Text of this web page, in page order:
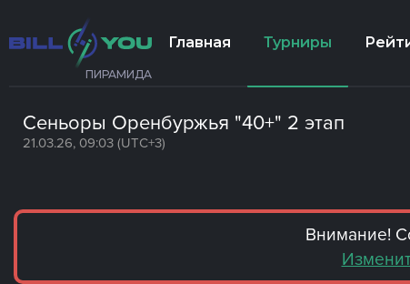
ПИРАМИДА
Главная Турниры
Сеньоры Оренбуржья "40+" 2 этап
21.03.26, 09:03 (UTC+3)
Внимание!